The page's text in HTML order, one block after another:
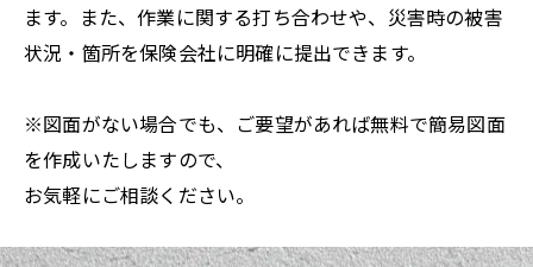
ます。また、作業に関する打ち合わせや、災害時の被害
状況・箇所を保険会社に明確に提出できます。
※図面がない場合でも、ご要望があれば無料で簡易図面
を作成いたしますので、
お気軽にご相談ください。